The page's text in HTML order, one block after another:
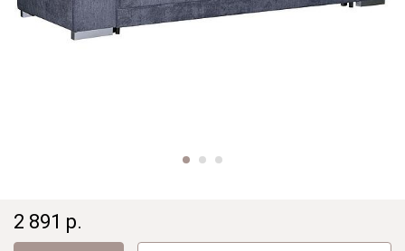
2 891 р.